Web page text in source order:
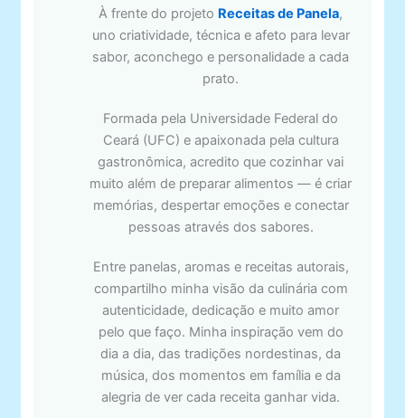
À frente do projeto Receitas de Panela,
uno criatividade, técnica e afeto para levar
sabor, aconchego e personalidade a cada
prato.
Formada pela Universidade Federal do
Ceará (UFC) e apaixonada pela cultura
gastronômica, acredito que cozinhar vai
muito além de preparar alimentos — é criar
memórias, despertar emoções e conectar
pessoas através dos sabores.
Entre panelas, aromas e receitas autorais,
compartilho minha visão da culinária com
autenticidade, dedicação e muito amor
pelo que faço. Minha inspiração vem do
dia a dia, das tradições nordestinas, da
música, dos momentos em família e da
alegria de ver cada receita ganhar vida.